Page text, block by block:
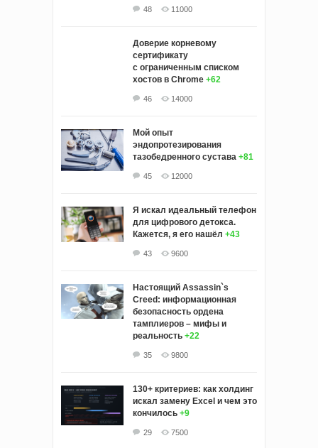
48 11000
Доверие корневому
сертификату
с ограниченным списком
хостов в Chrome +62
46 14000
Мой опыт
эндопротезирования
тазобедренного сустава +81
45 12000
Я искал идеальный телефон
для цифрового детокса.
Кажется, я его нашёл +43
43 9600
Настоящий Assassin`s
Creed: информационная
безопасность ордена
тамплиеров – мифы и
реальность +22
35 9800
130+ критериев: как холдинг
искал замену Excel и чем это
кончилось +9
29 7500